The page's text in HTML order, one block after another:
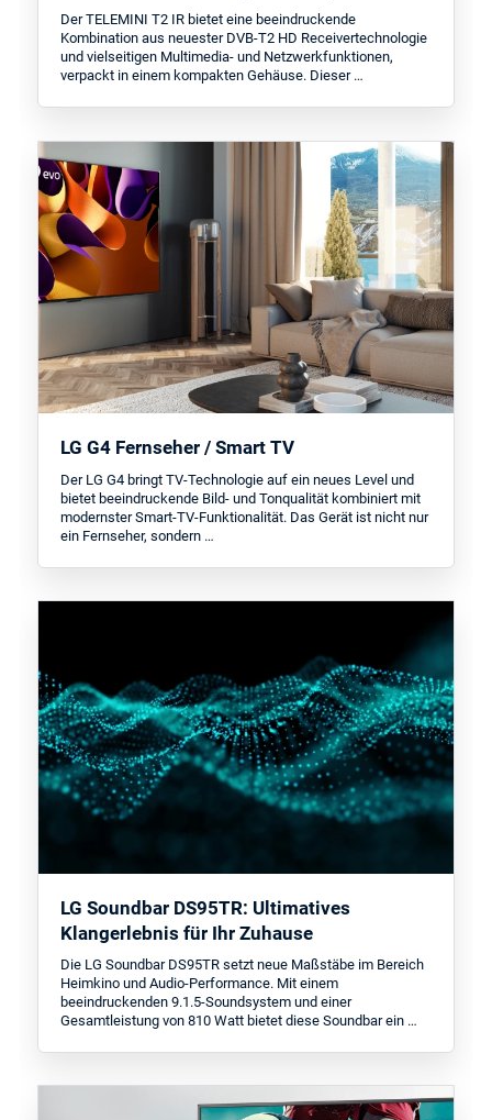
Der TELEMINI T2 IR bietet eine beeindruckende
Kombination aus neuester DVB-T2 HD Receivertechnologie
und vielseitigen Multimedia- und Netzwerkfunktionen,
verpackt in einem kompakten Gehäuse. Dieser …
LG G4 Fernseher / Smart TV
Der LG G4 bringt TV-Technologie auf ein neues Level und
bietet beeindruckende Bild- und Tonqualität kombiniert mit
modernster Smart-TV-Funktionalität. Das Gerät ist nicht nur
ein Fernseher, sondern …
LG Soundbar DS95TR: Ultimatives
Klangerlebnis für Ihr Zuhause
Die LG Soundbar DS95TR setzt neue Maßstäbe im Bereich
Heimkino und Audio-Performance. Mit einem
beeindruckenden 9.1.5-Soundsystem und einer
Gesamtleistung von 810 Watt bietet diese Soundbar ein …